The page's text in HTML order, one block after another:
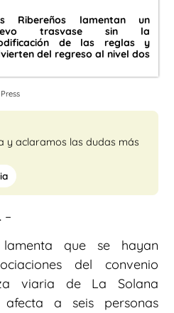
Ribereños lamentan un
trasvase sin la
de las reglas y
del regreso al nivel dos
y aclaramos las dudas más
–
que se hayan
del convenio
viaria de La Solana
a seis personas